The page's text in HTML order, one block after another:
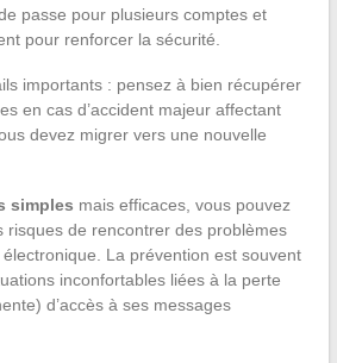
passe pour plusieurs comptes et
pour renforcer la sécurité.
importants : pensez à bien récupérer
en cas d’accident majeur affectant
devez migrer vers une nouvelle
simples mais efficaces, vous pouvez
risques de rencontrer des problèmes
La prévention est souvent
inconfortables liées à la perte
d’accès à ses messages